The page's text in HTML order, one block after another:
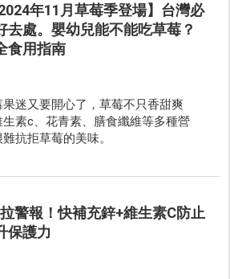
2024年11月草莓季登場】台灣必
去處。嬰幼兒能不能吃草莓？
食用指南
迷又要開心了，草莓不只香甜爽
素c、花青素、膳食纖維等多種營
抗拒草莓的美味。
警報！快補充鋅+維生素C防止
保護力